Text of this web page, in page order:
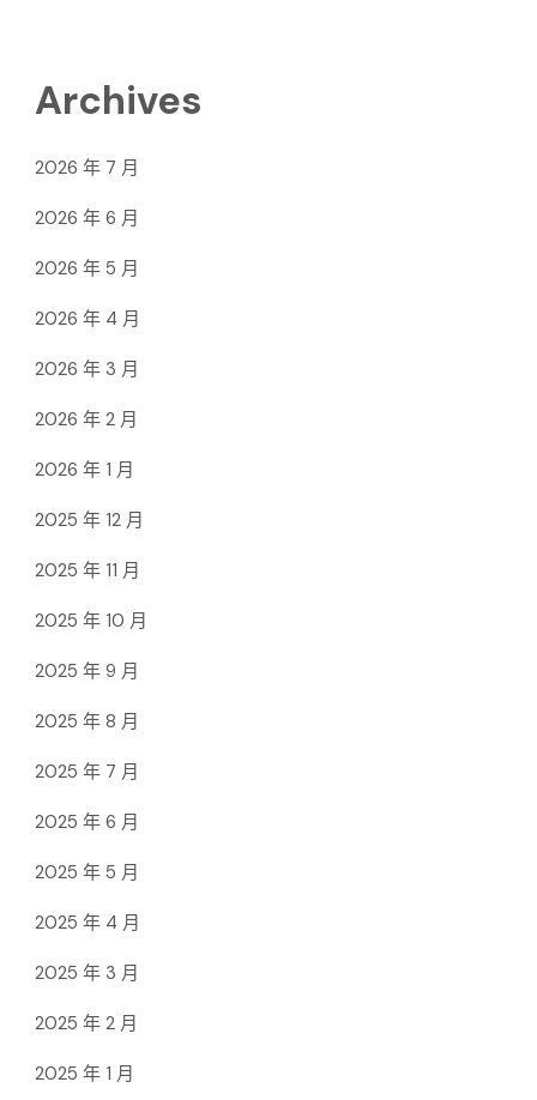
Archives
2026 年 7 月
2026 年 6 月
2026 年 5 月
2026 年 4 月
2026 年 3 月
2026 年 2 月
2026 年 1 月
2025 年 12 月
2025 年 11 月
2025 年 10 月
2025 年 9 月
2025 年 8 月
2025 年 7 月
2025 年 6 月
2025 年 5 月
2025 年 4 月
2025 年 3 月
2025 年 2 月
2025 年 1 月